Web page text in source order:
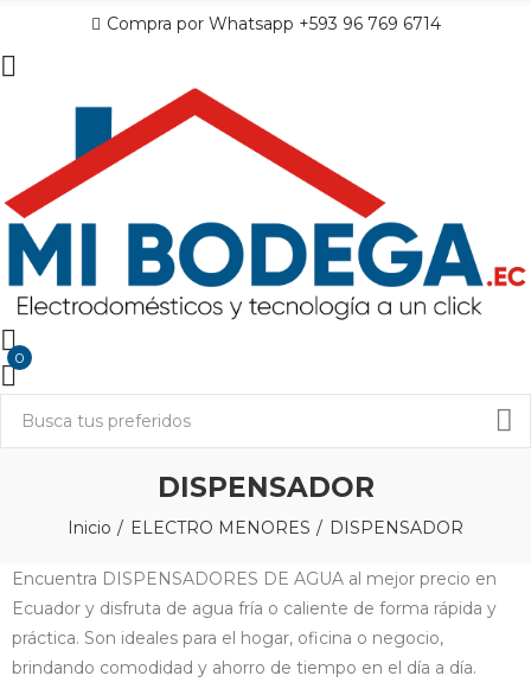
Compra por Whatsapp +593 96 769 6714
0
DISPENSADOR
Inicio ELECTRO MENORES DISPENSADOR
Encuentra DISPENSADORES DE AGUA al mejor precio en
Ecuador y disfruta de agua fría o caliente de forma rápida y
práctica. Son ideales para el hogar, oficina o negocio,
brindando comodidad y ahorro de tiempo en el día a día.